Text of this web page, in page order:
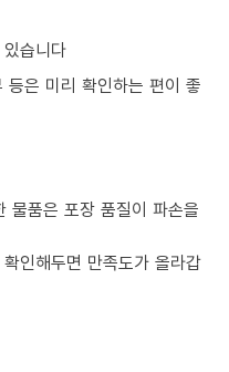
습니다
은 미리 확인하는 편이 좋
물품은 포장 품질이 파손을
인해두면 만족도가 올라갑